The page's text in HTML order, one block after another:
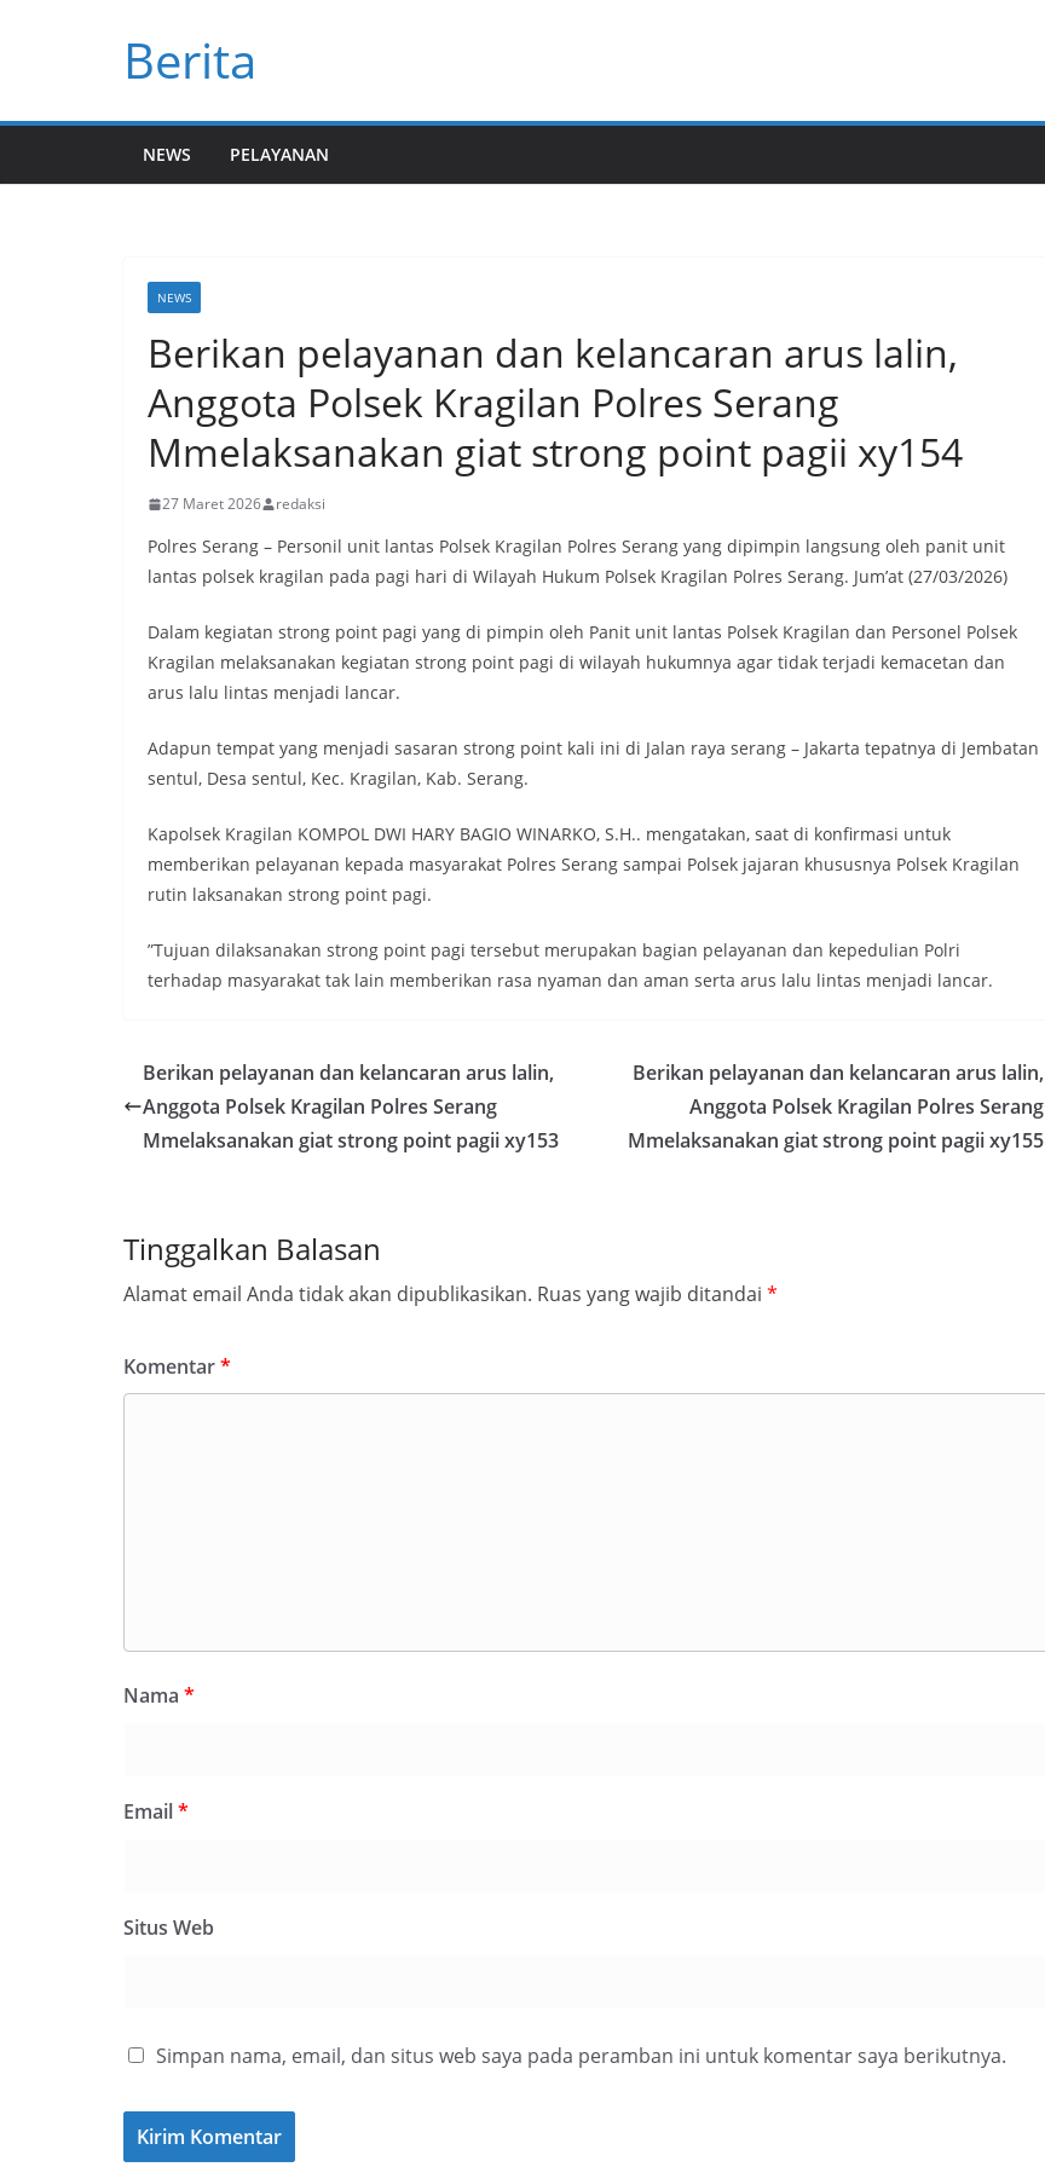
Berita
NEWS PELAYANAN
NEWS
Berikan pelayanan dan kelancaran arus lalin,
Anggota Polsek Kragilan Polres Serang
Mmelaksanakan giat strong point pagii xy154
27 Maret 2026 redaksi
Polres Serang – Personil unit lantas Polsek Kragilan Polres Serang yang dipimpin langsung oleh panit unit
lantas polsek kragilan pada pagi hari di Wilayah Hukum Polsek Kragilan Polres Serang. Jum’at (27/03/2026)
Dalam kegiatan strong point pagi yang di pimpin oleh Panit unit lantas Polsek Kragilan dan Personel Polsek
Kragilan melaksanakan kegiatan strong point pagi di wilayah hukumnya agar tidak terjadi kemacetan dan
arus lalu lintas menjadi lancar.
Adapun tempat yang menjadi sasaran strong point kali ini di Jalan raya serang – Jakarta tepatnya di Jembatan
sentul, Desa sentul, Kec. Kragilan, Kab. Serang.
Kapolsek Kragilan KOMPOL DWI HARY BAGIO WINARKO, S.H.. mengatakan, saat di konfirmasi untuk
memberikan pelayanan kepada masyarakat Polres Serang sampai Polsek jajaran khususnya Polsek Kragilan
rutin laksanakan strong point pagi.
”Tujuan dilaksanakan strong point pagi tersebut merupakan bagian pelayanan dan kepedulian Polri
terhadap masyarakat tak lain memberikan rasa nyaman dan aman serta arus lalu lintas menjadi lancar.
Berikan pelayanan dan kelancaran arus lalin,
Anggota Polsek Kragilan Polres Serang
Mmelaksanakan giat strong point pagii xy153
Berikan pelayanan dan kelancaran arus lalin,
Anggota Polsek Kragilan Polres Serang
Mmelaksanakan giat strong point pagii xy155
Tinggalkan Balasan
Alamat email Anda tidak akan dipublikasikan. Ruas yang wajib ditandai *
Komentar*
Nama *
Email*
Situs Web
Simpan nama, email, dan situs web saya pada peramban ini untuk komentar saya berikutnya.